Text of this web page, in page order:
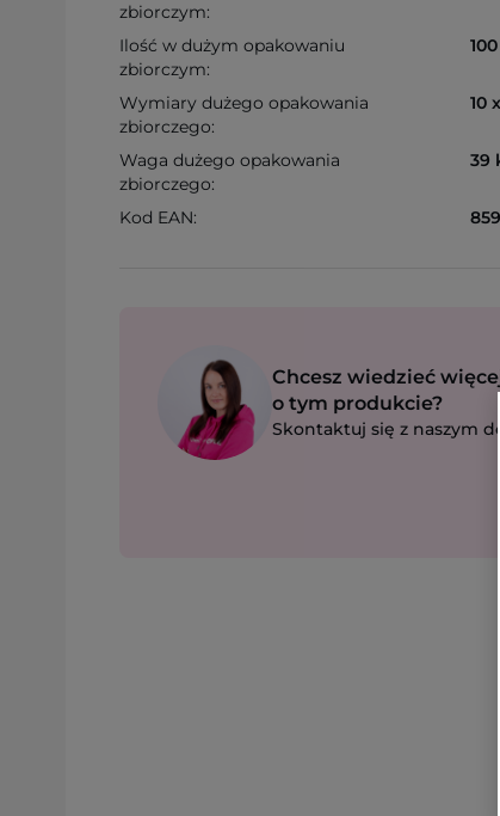
zbiorczym:
Ilość w dużym opakowaniu
zbiorczym:
Wymiary dużego opakowania
zbiorczego:
10
Waga dużego opakowania
zbiorczego:
39
Kod EAN:
Chcesz wiedzieć
o tym produkcie?
Skontaktuj się z naszym